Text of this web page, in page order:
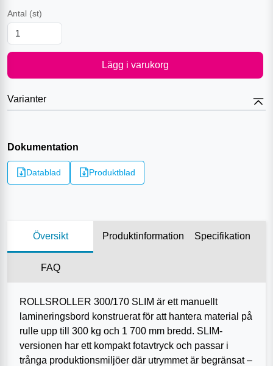
Antal (st)
Lägg i varukorg
Varianter
Dokumentation
Datablad Produktblad
Översikt Produktinformation Specifikation
FAQ
ROLLSROLLER 300/170 SLIM är ett manuellt
lamineringsbord konstruerat för att hantera material på
rulle upp till 300 kg och 1 700 mm bredd. SLIM-
versionen har ett kompakt fotavtryck och passar i
trånga produktionsmiljöer där utrymmet är begränsat –